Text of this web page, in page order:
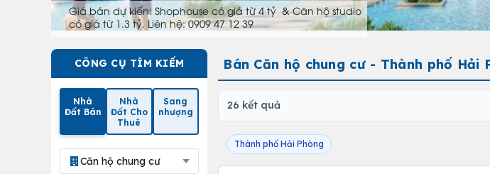
Giá bán dự kiến: Shophouse có giá từ 4 tỷ & Căn hộ studio
có giá từ 1.3 tỷ. Liên hệ: 0909 47 12 39
CÔNG CỤ TÌM KIẾM
Nhà
Đất Bán
Nhà
Đất Cho
Thuê
Sang
nhượng
Căn hộ chung cư
Bán Căn hộ chung cư - Thành phố Hải
26 kết quả
Thành phố Hải Phòng